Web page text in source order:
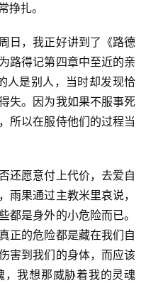
挣扎。
日，我正好讲到了《路德
路得记第四章中至近的亲
人是别人，当时却发现恰
失。因为我如果不服事死
所以在服侍他们的过程当
还愿意付上代价，去爱自
雨果通过主教米里哀说，
都是身外的小危险而已。
正的危险都是藏在我们自
害到我们的身体，而应该
我想那威胁着我的灵魂